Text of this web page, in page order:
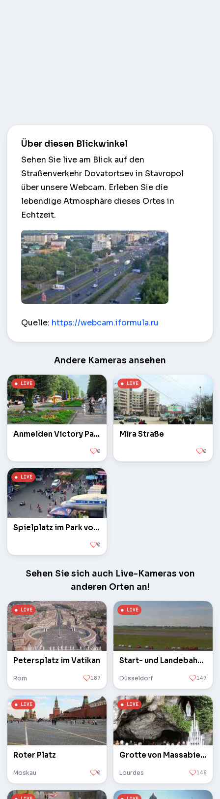
Über diesen Blickwinkel
Sehen Sie live am Blick auf den
Straßenverkehr Dovatortsev in Stavropol
über unsere Webcam. Erleben Sie die
lebendige Atmosphäre dieses Ortes in
Echtzeit.
Quelle: https://webcam.iformula.ru
Andere Kameras ansehen
Anmelden Victory Park
0
Mira Straße
0
Spielplatz im Park vor dem Flugzeug
0
Sehen Sie sich auch Live-Kameras von
anderen Orten an!
Petersplatz im Vatikan
Rom 187
Start- und Landebahn des Flughafens
Düsseldorf 147
Roter Platz
Moskau 0
Grotte von Massabielle
Lourdes 146